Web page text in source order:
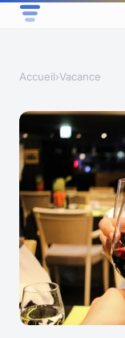
Accueil›Vacance